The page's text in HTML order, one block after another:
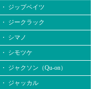
・ ジップベイツ
・ ジークラック
・ シマノ
・ シモツケ
・ ジャクソン（Qu-on）
・ ジャッカル